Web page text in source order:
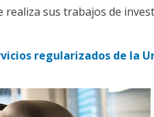
sus trabajos de
regularizados de la